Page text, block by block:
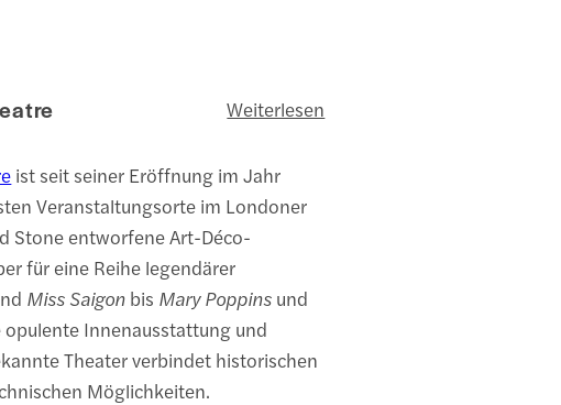
Weiterlesen
ist seit seiner Eröffnung im Jahr
Veranstaltungsorte im Londoner
Stone entworfene Art-Déco-
für eine Reihe legendärer
Miss Saigon bis Mary Poppins und
opulente Innenausstattung und
Theater verbindet historischen
Möglichkeiten.